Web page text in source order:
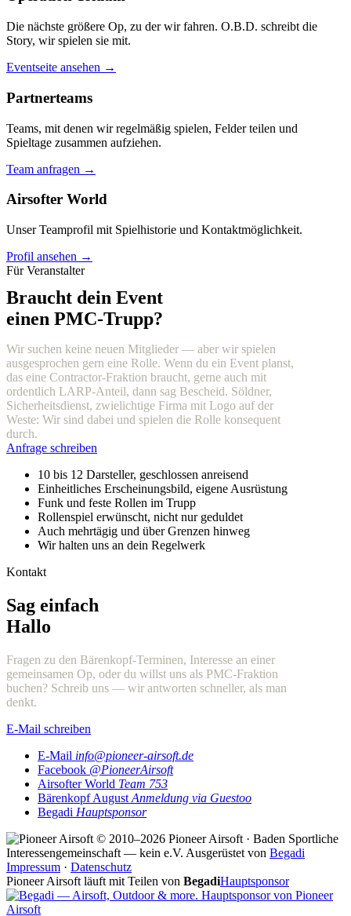
Die nächste größere Op, zu der wir fahren. O.B.D. schreibt die
Story, wir spielen sie mit.
Eventseite ansehen →
Partnerteams
Teams, mit denen wir regelmäßig spielen, Felder teilen und
Spieltage zusammen aufziehen.
Team anfragen →
Airsofter World
Unser Teamprofil mit Spielhistorie und Kontaktmöglichkeit.
Profil ansehen →
Für Veranstalter
Braucht dein Event
einen PMC-Trupp?
Wir suchen keine neuen Mitglieder — aber wir spielen
ausgesprochen gern eine Rolle. Wenn du ein Event planst,
das eine Contractor-Fraktion braucht, gerne auch mit
ordentlich LARP-Anteil, dann sag Bescheid. Söldner,
Sicherheitsdienst, zwielichtige Firma mit Logo auf der
Weste: Wir sind dabei und spielen die Rolle konsequent
durch.
Anfrage schreiben
10 bis 12 Darsteller, geschlossen anreisend
Einheitliches Erscheinungsbild, eigene Ausrüstung
Funk und feste Rollen im Trupp
Rollenspiel erwünscht, nicht nur geduldet
Auch mehrtägig und über Grenzen hinweg
Wir halten uns an dein Regelwerk
Kontakt
Sag einfach
Hallo
Fragen zu den Bärenkopf-Terminen, Interesse an einer
gemeinsamen Op, oder du willst uns als PMC-Fraktion
buchen? Schreib uns — wir antworten schneller, als man
denkt.
E-Mail schreiben
E-Mail info@pioneer-airsoft.de
Facebook @PioneerAirsoft
Airsofter World Team 753
Bärenkopf August Anmeldung via Guestoo
Begadi Hauptsponsor
© 2010–2026 Pioneer Airsoft · Baden Sportliche
Interessengemeinschaft — kein e.V. Ausgerüstet von Begadi
Impressum · Datenschutz
Pioneer Airsoft läuft mit Teilen von BegadiHauptsponsor